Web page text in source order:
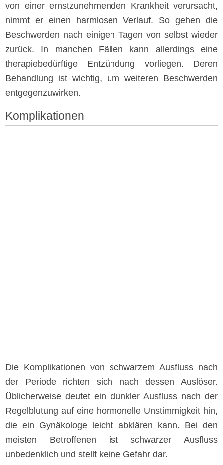
von einer ernstzunehmenden Krankheit verursacht,
nimmt er einen harmlosen Verlauf. So gehen die
Beschwerden nach einigen Tagen von selbst wieder
zurück. In manchen Fällen kann allerdings eine
therapiebedürftige Entzündung vorliegen. Deren
Behandlung ist wichtig, um weiteren Beschwerden
entgegenzuwirken.
Komplikationen
Die Komplikationen von schwarzem Ausfluss nach
der Periode richten sich nach dessen Auslöser.
Üblicherweise deutet ein dunkler Ausfluss nach der
Regelblutung auf eine hormonelle Unstimmigkeit hin,
die ein Gynäkologe leicht abklären kann. Bei den
meisten Betroffenen ist schwarzer Ausfluss
unbedenklich und stellt keine Gefahr dar.